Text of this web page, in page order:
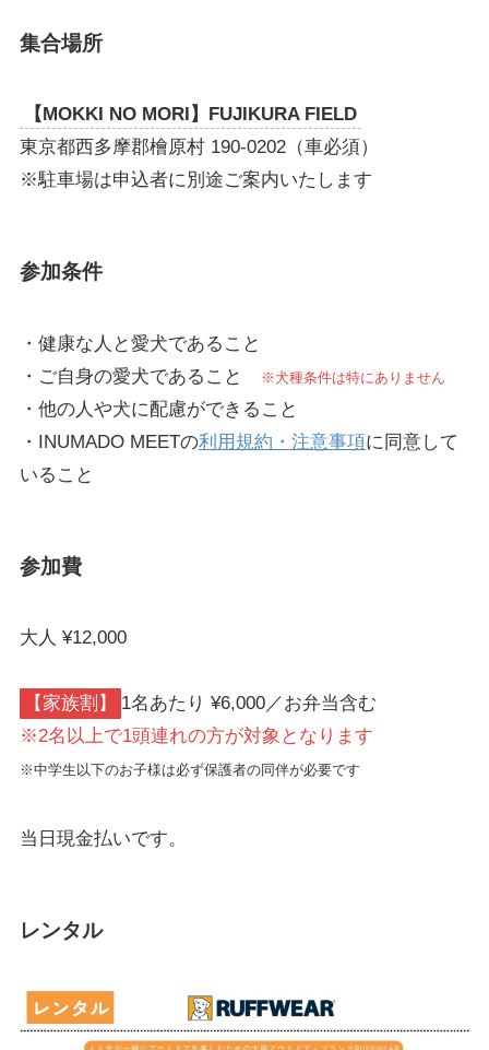
集合場所
【MOKKI NO MORI】FUJIKURA FIELD
東京都西多摩郡檜原村 190-0202（車必須）
※駐車場は申込者に別途ご案内いたします
参加条件
・健康な人と愛犬であること
・ご自身の愛犬であること
※犬種条件は特にありません
・他の人や犬に配慮ができること
・INUMADO MEETの利用規約・注意事項に同意して
いること
参加費
大人 ¥12,000
【家族割】
1名あたり ¥6,000／お弁当含む
※2名以上で1頭連れの方が対象となります
※中学生以下のお子様は必ず保護者の同伴が必要です
当日現金払いです。
レンタル